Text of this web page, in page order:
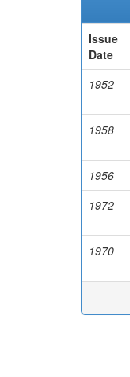
Issue
Date
1952
1958
1956
1972
1970